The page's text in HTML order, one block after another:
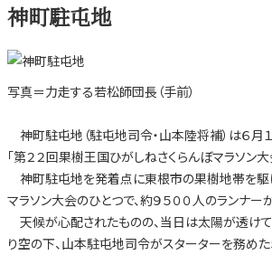
神町駐屯地
写真＝力走する若松師団長（手前）
神町駐屯地（駐屯地司令・山本陸将補）は６月
「第２２回果樹王国ひがしねさくらんぼマラソン大
神町駐屯地を発着点に東根市の果樹地帯を
マラソン大会のひとつで、約９５００人のランナー
天候が心配されたものの、当日は太陽が透け
り空の下、山本駐屯地司令がスターターを務め